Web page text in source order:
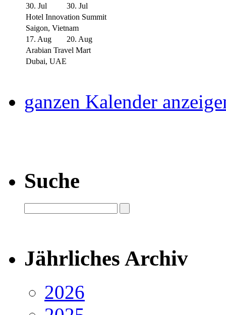
30. Jul
30. Jul
Hotel Innovation Summit
Saigon, Vietnam
17. Aug
20. Aug
Arabian Travel Mart
Dubai, UAE
ganzen Kalender
Suche
Jährliches Archiv
2026